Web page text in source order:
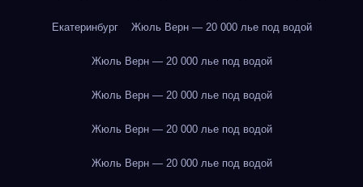
Екатеринбург Жюль Верн — 20 000 лье под водой
Жюль Верн — 20 000 лье под водой
Жюль Верн — 20 000 лье под водой
Жюль Верн — 20 000 лье под водой
Жюль Верн — 20 000 лье под водой